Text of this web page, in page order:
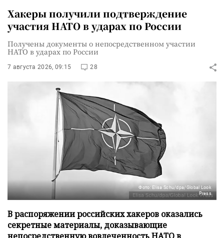
Хакеры получили подтверждение
участия НАТО в ударах по России
Получены документы о непосредственном участии
НАТО в ударах по России
7 августа 2026, 09:15 28
Фото: Elisa Schu/dpa/Global Look
Press
В распоряжении российских хакеров оказались
секретные материалы, доказывающие